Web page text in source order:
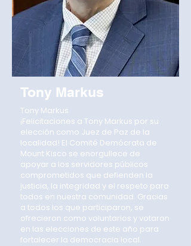
Tony Markus
Tony Markus
¡Felicitaciones a Tony Markus por su
elección como Juez de Paz de la
localidad! El Comité Demócrata de
Mount Kisco se enorgullece de
apoyar a los servidores públicos
comprometidos que defienden la
justicia, la integridad y el respeto para
todos en nuestra comunidad. Gracias
a todos los que participaron, se
ofrecieron como voluntarios y votaron
en las elecciones de este año para
fortalecer la democracia local.